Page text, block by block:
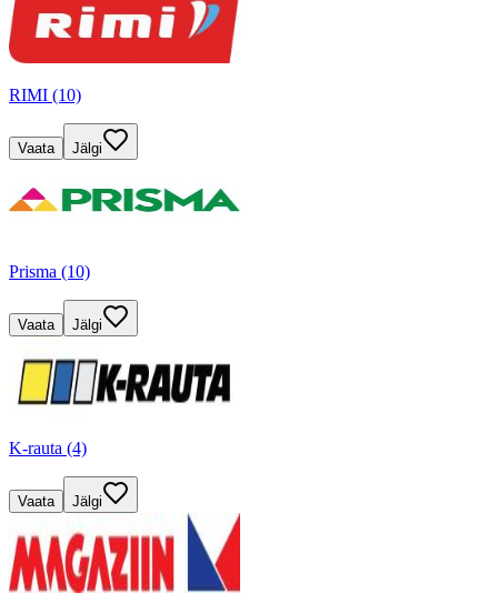
RIMI (10)
Vaata Jälgi
Prisma (10)
Vaata Jälgi
K-rauta (4)
Vaata Jälgi